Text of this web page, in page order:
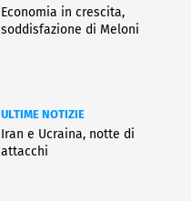
Economia in crescita,
soddisfazione di Meloni
ULTIME NOTIZIE
Iran e Ucraina, notte di
attacchi